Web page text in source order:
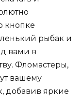
кнопке
рыбак и
вами в
Фломастеры,
вашему
добавив яркие